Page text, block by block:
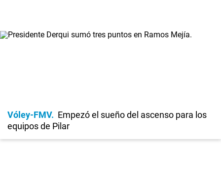
Vóley-FMV
Empezó el sueño del ascenso para los
equipos de Pilar